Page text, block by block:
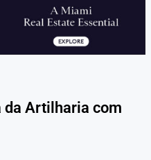
da Artilharia com